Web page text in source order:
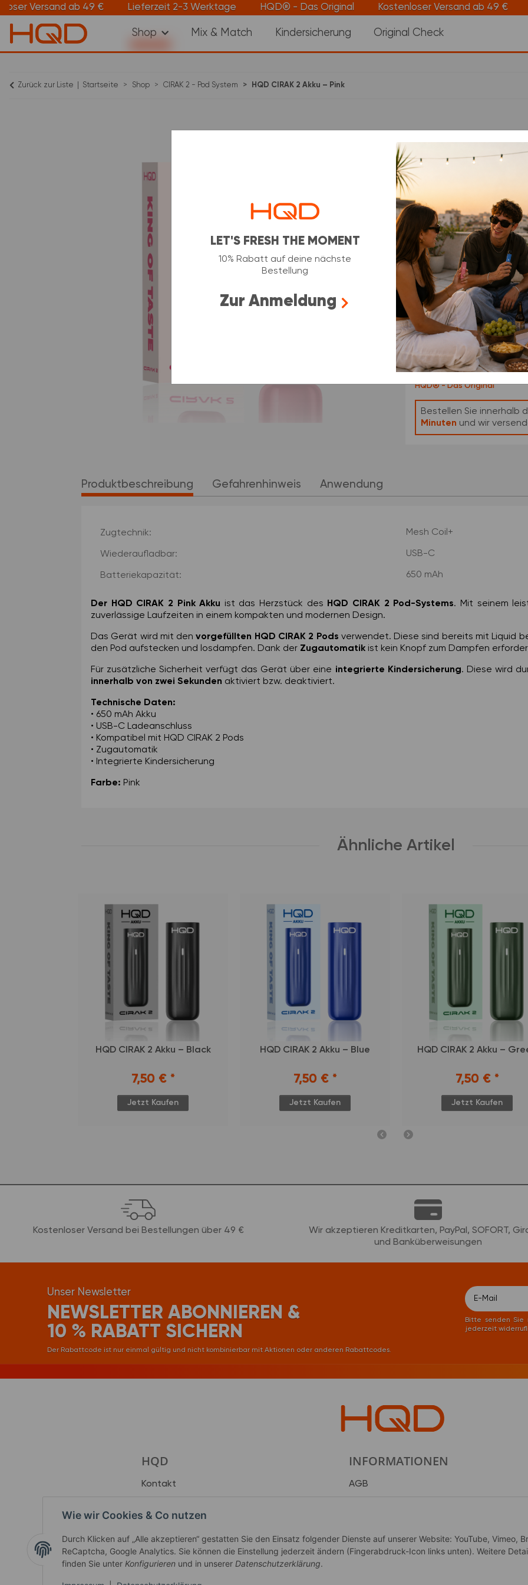
Wie wir Cookies & Co nutzen
Durch Klicken auf „Alle akzeptieren“ gestatten Sie den Einsatz folgender Dienste auf unserer Website: YouTube, Vimeo,
ReCaptcha, Google Analytics. Sie können die Einstellung jederzeit ändern (Fingerabdruck-Icon links unten). Weitere
finden Sie unter Konfigurieren und in unserer Datenschutzerklärung.
Versand ab 49 € Lieferzeit 2-3 Werktage HQD® - Das Original Kostenloser Versand ab 49 €
Shop Mix & Match Kindersicherung Original Check
Zurück zur Liste Startseite Shop CIRAK 2 - Pod System HQD CIRAK 2 Akku – Pink
HQD CIRAK 2
7,50 € inkl. 19% USt. , zzgl.
HQD CIRAK 2 - Pink Akku
leistungsstarkem 650-
Einfach einen
genießen.
Sofort verfügbar
Voraussichtliche Lieferung:
Kostenfreier Versand ab
Lieferzeit:1 - 3
Bestellen Sie innerhalb
Minuten und wir
Produktbeschreibung Gefahrenhinweis Anwendung
Produkteigenschaft
Wert
Zugtechnik: Mesh Coil+
Wiederaufladbar: USB-C
Batteriekapazität: 650 mAh
Der HQD CIRAK 2 Pink Akku ist das Herzstück des HQD CIRAK 2 Pod-Systems. Mit seinem
zuverlässige Laufzeiten in einem kompakten und modernen Design.
Das Gerät wird mit denvorgefüllten HQD CIRAK 2 Pods verwendet. Diese sind bereits mit Liquid
den Pod aufstecken und losdampfen. Dank der Zugautomatik ist kein Knopf zum Dampfen
Für zusätzliche Sicherheit verfügt das Gerät über eine integrierte Kindersicherung. Diese wird
innerhalb von zwei Sekunden aktiviert bzw. deaktiviert.
Technische Daten:
• 650 mAh Akku
• USB-C Ladeanschluss
• Kompatibel mit HQD CIRAK 2 Pods
• Zugautomatik
• Integrierte Kindersicherung
Farbe: Pink
Ähnliche Artikel
HQD CIRAK 2 Akku – Black
7,50 € *
Jetzt Kaufen
HQD CIRAK 2 Akku – Blue
7,50 € *
Jetzt Kaufen
HQD CIRAK 2 Akku –
7,50 € *
Jetzt Kaufen
Kostenloser Versand bei Bestellungen über 49 €
Wir akzeptieren Kreditkarten, PayPal, SOFORT,
und Banküberweisungen
Unser Newsletter
NEWSLETTER ABONNIEREN &
10 % RABATT SICHERN
Der Rabattcode ist nur einmal gültig und nicht kombinierbar mit Aktionen oder anderen Rabattcodes.
Newsletter
Bitte senden Sie
jederzeit
HQD
Kontakt
Produkttester werden
INFORMATIONEN
AGB
Widerrufsrecht
LET'S FRESH THE MOMENT
10% Rabatt auf deine nächste
Bestellung
Zur Anmeldung